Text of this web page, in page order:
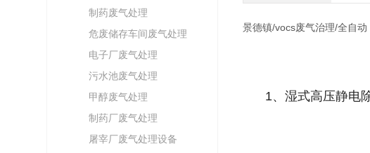
制药废气处理
危废储存车间废气处理
电子厂废气处理
污水池废气处理
甲醇废气处理
制药厂废气处理
屠宰厂废气处理设备
景德镇/vocs废气治理/全自动
1、湿式高压静电